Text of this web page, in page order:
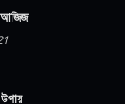
আজিজ